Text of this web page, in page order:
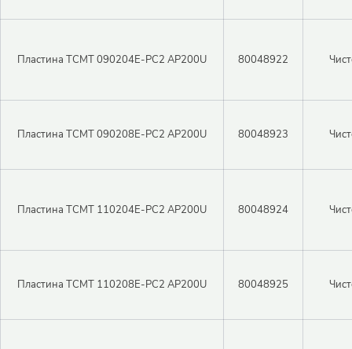
Пластина TCMT 090204E-PC2 AP200U 80048922
Пластина TCMT 090208E-PC2 AP200U 80048923
Пластина TCMT 110204E-PC2 AP200U 80048924
Пластина TCMT 110208E-PC2 AP200U 80048925